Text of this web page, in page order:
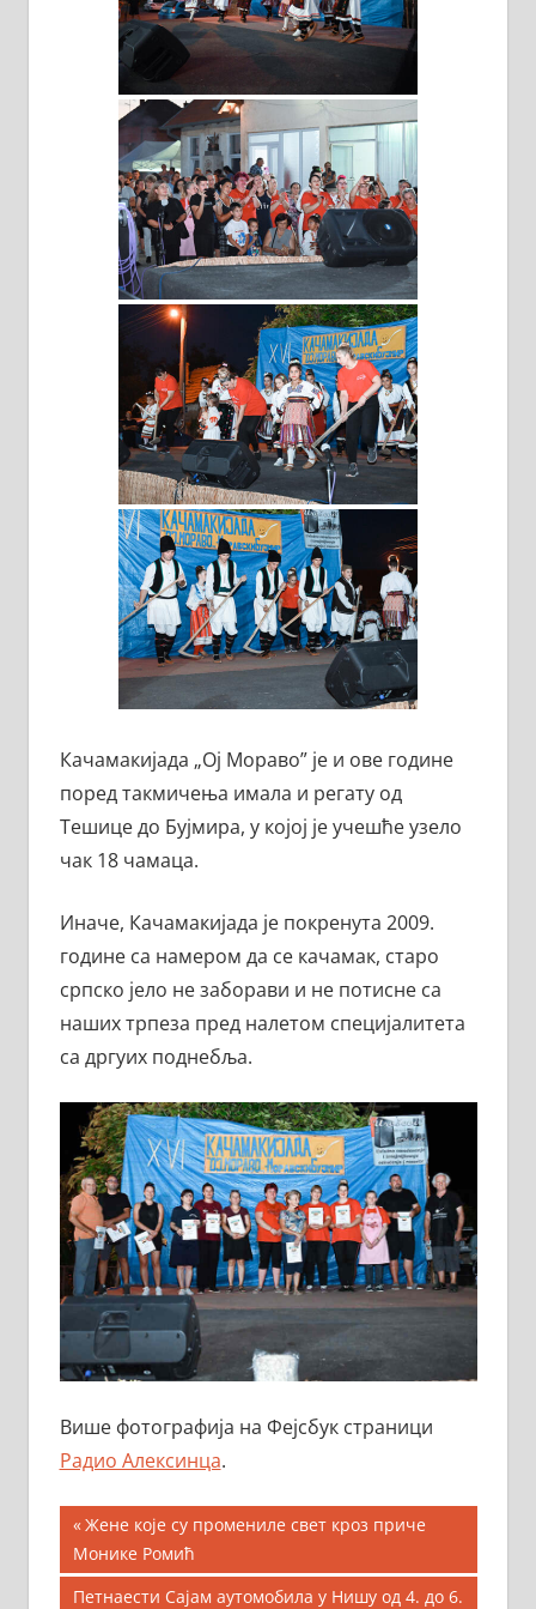
Качамакијада „Ој Мораво” је и ове године
поред такмичења имала и регату од
Тешице до Бујмира, у којој је учешће узело
чак 18 чамаца.
Иначе, Качамакијада је покренута 2009.
године са намером да се качамак, старо
српско јело не заборави и не потисне са
наших трпеза пред налетом специјалитета
са дргуих поднебља.
Више фотографија на Фејсбук страници
Радио Алексинца.
Кретање
чланка
Previous
Post:
Жене које су промениле свет кроз приче
Монике Ромић
Next
Петнаести Сајам аутомобила у Нишу од 4. до 6.